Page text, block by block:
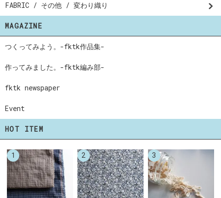
FABRIC / その他 / 変わり織り
MAGAZINE
つくってみよう。-fktk作品集-
作ってみました。-fktk編み部-
fktk newspaper
Event
HOT ITEM
1 2 3